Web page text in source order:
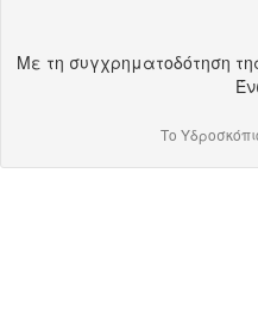
Με τη συγχρηματοδότηση
Το